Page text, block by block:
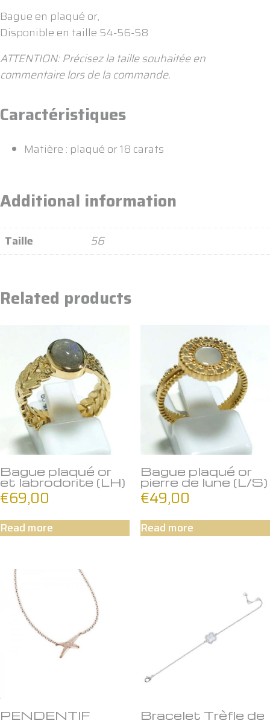
Bague en plaqué or,
Disponible en taille 54-56-58
ATTENTION: Précisez la taille souhaitée en
commentaire lors de la commande.
Caractéristiques
Matière : plaqué or 18 carats
Additional information
Taille 56
Related products
Bague plaqué or
et labrodorite (LH)
€69,00
Read more
Bague plaqué or
pierre de lune (L/S)
€49,00
Read more
PENDENTIF Bracelet Trèfle de